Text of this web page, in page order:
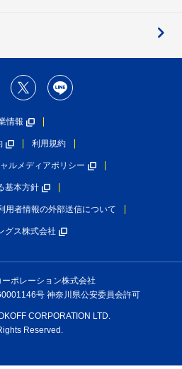
情報
利用規約
ルメディアポリシー
基本方針
用者情報の外部送信について
グス株式会社
ポレーション株式会社
号 神奈川県公安委員会許可
CORPORATION LTD.
Reserved.